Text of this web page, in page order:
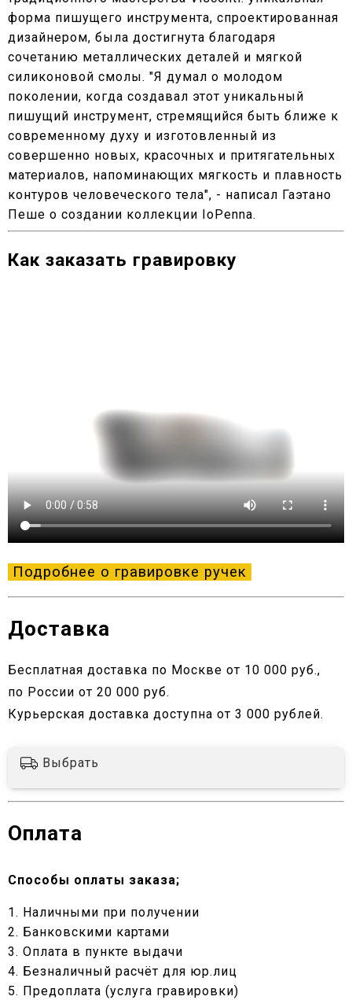
форма пишущего инструмента, спроектированная
дизайнером, была достигнута благодаря
сочетанию металлических деталей и мягкой
силиконовой смолы. "Я думал о молодом
поколении, когда создавал этот уникальный
пишущий инструмент, стремящийся быть ближе к
современному духу и изготовленный из
совершенно новых, красочных и притягательных
материалов, напоминающих мягкость и плавность
контуров человеческого тела", - написал Гаэтано
Пеше о создании коллекции IoPenna.
Как заказать гравировку
Подробнее о гравировке ручек
Доставка
Бесплатная доставка по Москве от 10 000 руб.,
по России от 20 000 руб.
Курьерская доставка доступна от 3 000 рублей.
Выбрать
Оплата
Способы оплаты заказа;
1. Наличными при получении
2. Банковскими картами
3. Оплата в пункте выдачи
4. Безналичный расчёт для юр.лиц
5. Предоплата (услуга гравировки)